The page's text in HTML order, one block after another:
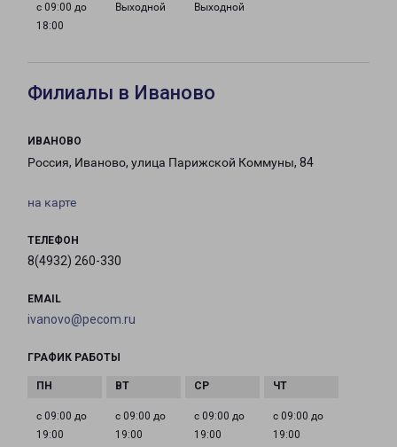
с 09:00 до
18:00
Выходной Выходной
Филиалы в Иваново
ИВАНОВО
Россия, Иваново, улица Парижской Коммуны, 84
на карте
ТЕЛЕФОН
8(4932) 260-330
EMAIL
ivanovo@pecom.ru
ГРАФИК РАБОТЫ
с 09:00 до
19:00
с 09:00 до
19:00
с 09:00 до
19:00
с 09:00 до
19:00